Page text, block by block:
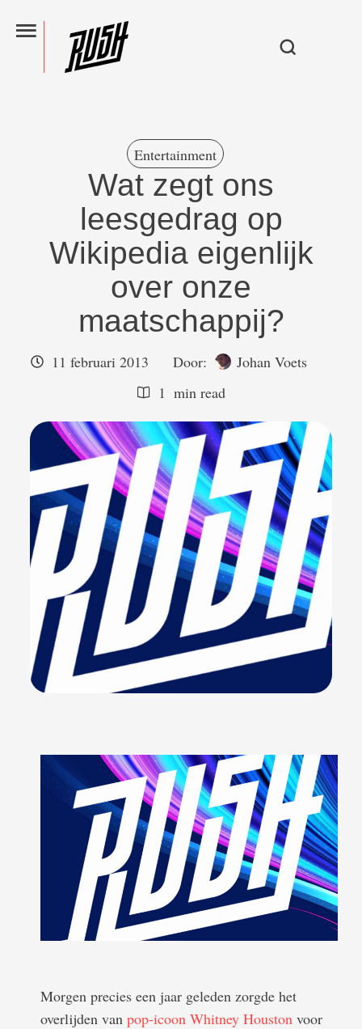
Entertainment
Wat zegt ons
leesgedrag op
Wikipedia eigenlijk
over onze
maatschappij?
11 februari 2013 Door:
Johan Voets
1 min read
Morgen precies een jaar geleden zorgde het
overlijden van pop-icoon Whitney Houston voor